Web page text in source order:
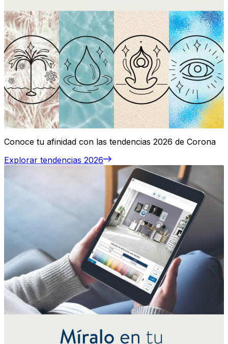
Conoce tu afinidad con las tendencias 2026 de Corona
Explorar tendencias 2026